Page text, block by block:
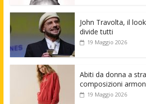
John Travolta, il
divide tutti
19 Maggio 2026
Abiti da donna a
composizioni
19 Maggio 2026